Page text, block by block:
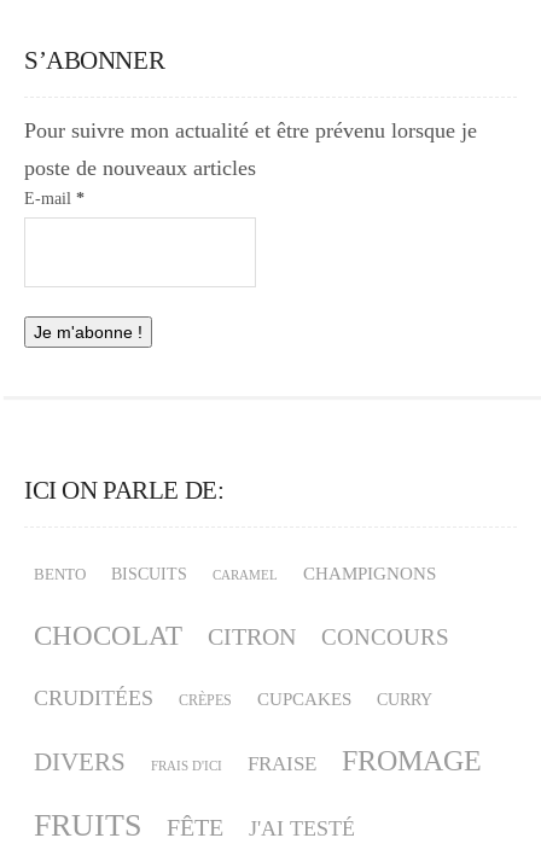
S’ABONNER
Pour suivre mon actualité et être prévenu lorsque je
poste de nouveaux articles
E-mail *
ICI ON PARLE DE:
BENTO BISCUITS CARAMEL CHAMPIGNONS
CHOCOLAT CITRON CONCOURS
CRUDITÉES CRÈPES CUPCAKES CURRY
DIVERS FRAIS D'ICI FRAISE FROMAGE
FRUITS FÊTE J'AI TESTÉ